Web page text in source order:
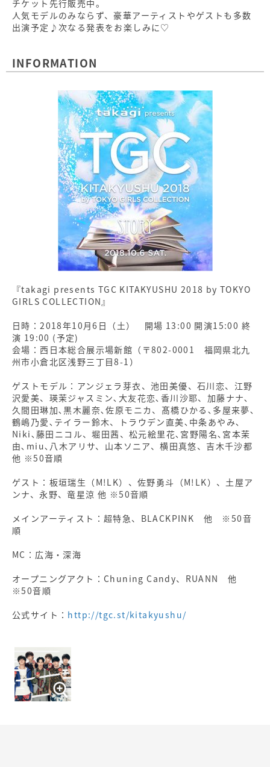
チケット先行販売中。
人気モデルのみならず、豪華アーティストやゲストも多数
出演予定♪次なる発表をお楽しみに♡
INFORMATION
『takagi presents TGC KITAKYUSHU 2018 by TOKYO
GIRLS COLLECTION』
日時：2018年10月6日（土） 開場 13:00 開演15:00 終
演 19:00 (予定)
会場：西日本総合展示場新館（〒802-0001 福岡県北九
州市小倉北区浅野三丁目8-1）
ゲストモデル：アンジェラ芽衣、池田美優、石川恋、江野
沢愛美、瑛茉ジャスミン､大友花恋､香川沙耶、加藤ナナ､
久間田琳加､黒木麗奈､佐原モニカ、髙橋ひかる､多屋来夢､
鶴嶋乃愛､テイラー鈴木、トラウデン直美､中条あやみ､
Niki､藤田ニコル、堀田茜、松元絵里花､宮野陽名､宮本茉
由､miu､八木アリサ、山本ソニア、横田真悠、吉木千沙都
他 ※50音順
ゲスト：板垣瑞生（M!LK）、佐野勇斗（M!LK）、土屋ア
ンナ、永野、竜星涼 他 ※50音順
メインアーティスト：超特急、BLACKPINK 他 ※50音
順
MC：広海・深海
オープニングアクト：Chuning Candy、RUANN 他
※50音順
公式サイト： http://tgc.st/kitakyushu/